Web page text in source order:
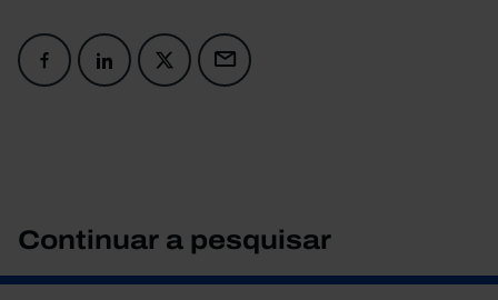
Continuar a pesquisar